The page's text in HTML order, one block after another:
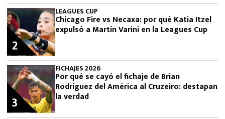
LEAGUES CUP
Chicago Fire vs Necaxa: por qué Katia Itzel
expulsó a Martín Varini en la Leagues Cup
2
FICHAJES 2026
Por qué se cayó el fichaje de Brian
Rodríguez del América al Cruzeiro: destapan
la verdad
3